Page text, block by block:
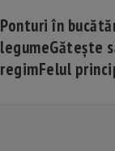
Ponturi în
legumeGătește
regimFelul